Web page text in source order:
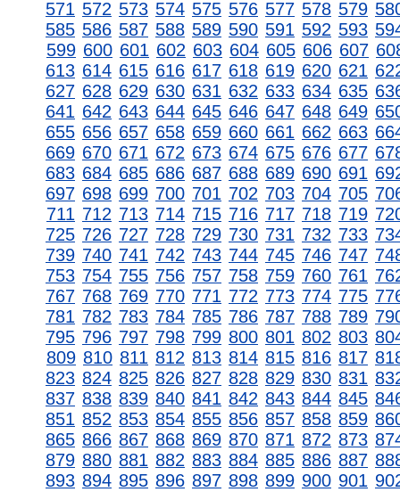
571 572 573 574 575 576 577 578 579
585 586 587 588 589 590 591 592 593
599 600 601 602 603 604 605 606 607
613 614 615 616 617 618 619 620 621
627 628 629 630 631 632 633 634 635
641 642 643 644 645 646 647 648 649
655 656 657 658 659 660 661 662 663
669 670 671 672 673 674 675 676 677
683 684 685 686 687 688 689 690 691
697 698 699 700 701 702 703 704 705
711 712 713 714 715 716 717 718 719
725 726 727 728 729 730 731 732 733
739 740 741 742 743 744 745 746 747
753 754 755 756 757 758 759 760 761
767 768 769 770 771 772 773 774 775
781 782 783 784 785 786 787 788 789
795 796 797 798 799 800 801 802 803
809 810 811 812 813 814 815 816 817
823 824 825 826 827 828 829 830 831
837 838 839 840 841 842 843 844 845
851 852 853 854 855 856 857 858 859
865 866 867 868 869 870 871 872 873
879 880 881 882 883 884 885 886 887
893 894 895 896 897 898 899 900 901